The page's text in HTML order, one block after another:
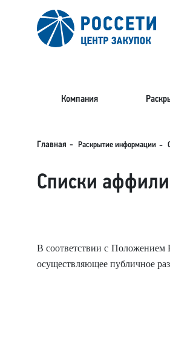
Компания
Главная Раскрытие информации
Списки
В соответствии с Положением
осуществляющее публичное